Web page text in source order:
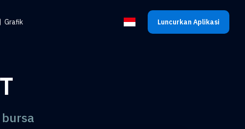
Grafik Pilih bahasaLuncurkan Aplikasi